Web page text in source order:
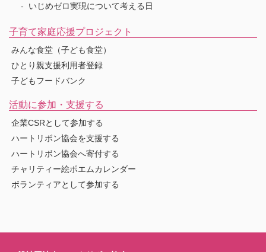
いじめゼロ実現について考える日
子育て家庭応援プロジェクト
みんな食堂（子ども食堂）
ひとり親支援利用者登録
子どもフードバンク
活動に参加・支援する
企業CSRとして参加する
ハートリボン協会を支援する
ハートリボン協会へ寄付する
チャリティー絵ポエムカレンダー
ボランティアとして参加する